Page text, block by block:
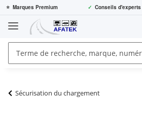
⭐ Marques Premium ✓ Conseils d'experts
Sécurisation du chargement